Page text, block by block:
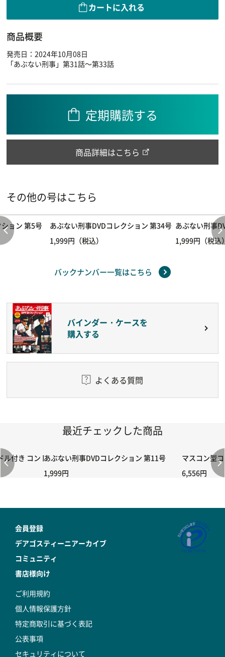
カートに入れる
商品概要
発売日：2024年10月08日
「あぶない刑事」第31話～第33話
定期購読する
商品詳細はこちら
その他の号はこちら
ョン 第5号
あぶない刑事DVDコレクション 第34号
1,999円（税込）
あぶない刑事
1,999円（税込
バックナンバー一覧はこちら
バインダー・ケースを
購入する
よくある質問
最近チェックした商品
付き コントローラー＆ポイント切り替えスイッチRC-02/C002 /
あぶない刑事DVDコレクション 第11号
1,999円
マスコン型
6,556円
会員登録
デアゴスティーニアーカイブ
コミュニティ
書店様向け
ご利用規約
個人情報保護方針
特定商取引に基づく表記
公表事項
セキュリティについて